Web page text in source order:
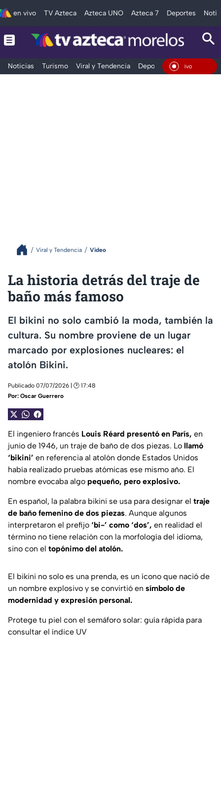
en vivo TV Azteca Azteca UNO Azteca 7 Deportes
Noticias Turismo Viral y Tendencia Deportes Espectáculos
En Vivo
Viral y Tendencia Video
La historia detrás del traje de
baño más famoso
El bikini no solo cambió la moda, también la
cultura. Su nombre proviene de un lugar
marcado por explosiones nucleares: el
atolón Bikini.
Publicado 07/07/2026 | 🕑 17:48
Por: Oscar Guerrero
El ingeniero francés Louis Réard presentó en París, en
junio de 1946, un traje de baño de dos piezas. Lo llamó
‘bikini’ en referencia al atolón donde Estados Unidos
había realizado pruebas atómicas ese mismo año. El
nombre evocaba algo pequeño, pero explosivo.
En español, la palabra bikini se usa para designar el traje
de baño femenino de dos piezas. Aunque algunos
interpretaron el prefijo ‘bi-’ como ‘dos’, en realidad el
término no tiene relación con la morfología del idioma,
sino con el topónimo del atolón.
El bikini no solo es una prenda, es un ícono que nació de
un nombre explosivo y se convirtió en símbolo de
modernidad y expresión personal.
Protege tu piel con el semáforo solar: guía rápida para
consultar el índice UV